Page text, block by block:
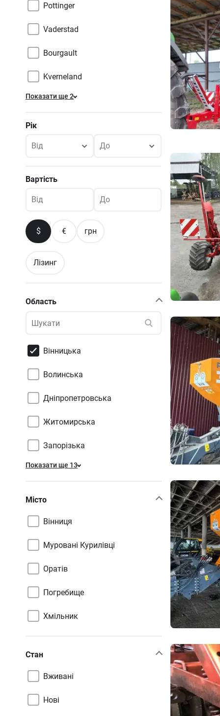
Pottinger
Vaderstad
Bourgault
Kverneland
Показати ще 2
Рік
Від До
Вартість
Від До
$ € грн
Лізинг
Область
Вінницька
Волинська
Дніпропетровська
Житомирська
Запорізька
Показати ще 13
Місто
Вінниця
Муровані Курилівці
Оратів
Погребище
Хмільник
Стан
Вживані
Нові